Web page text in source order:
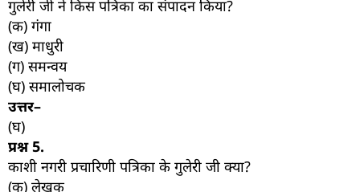
गुलेरी जी ने किस पत्रिका का संपादन किया?
(क) गंगा
(ख) माधुरी
(ग) समन्वय
(घ) समालोचक
उत्तर–
(घ)
प्रश्न5.
काशी नगरी प्रचारिणी पत्रिका के गुलेरी जी क्या?
(क) लेखक